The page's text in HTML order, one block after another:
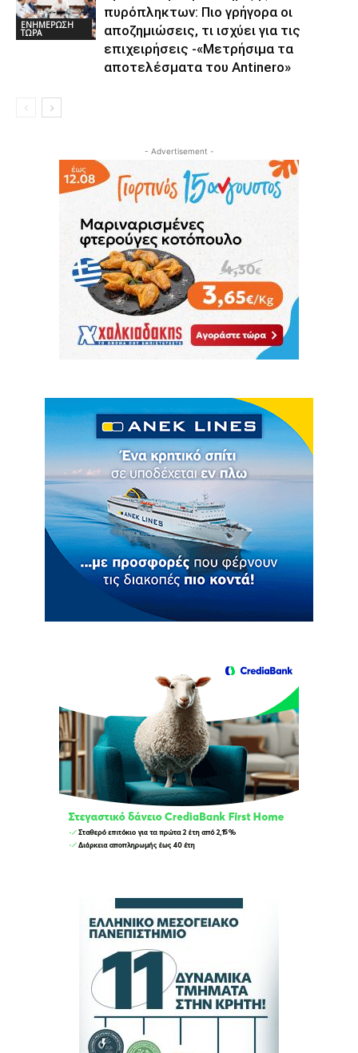
ΕΝΗΜΕΡΩΣΗ
ΤΩΡΑ
πυρόπληκτων: Πιο γρήγορα οι
αποζημιώσεις, τι ισχύει για τις
επιχειρήσεις -«Μετρήσιμα τα
αποτελέσματα του Αntinero»
- Advertisement -